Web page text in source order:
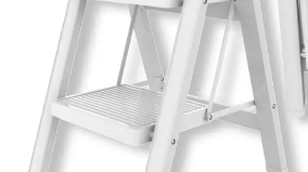
Videos
Kontaktiere uns